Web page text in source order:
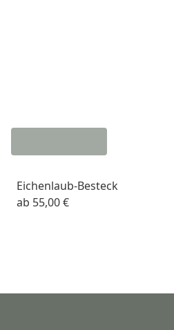
Eichenlaub-Besteck
ab 55,00 €